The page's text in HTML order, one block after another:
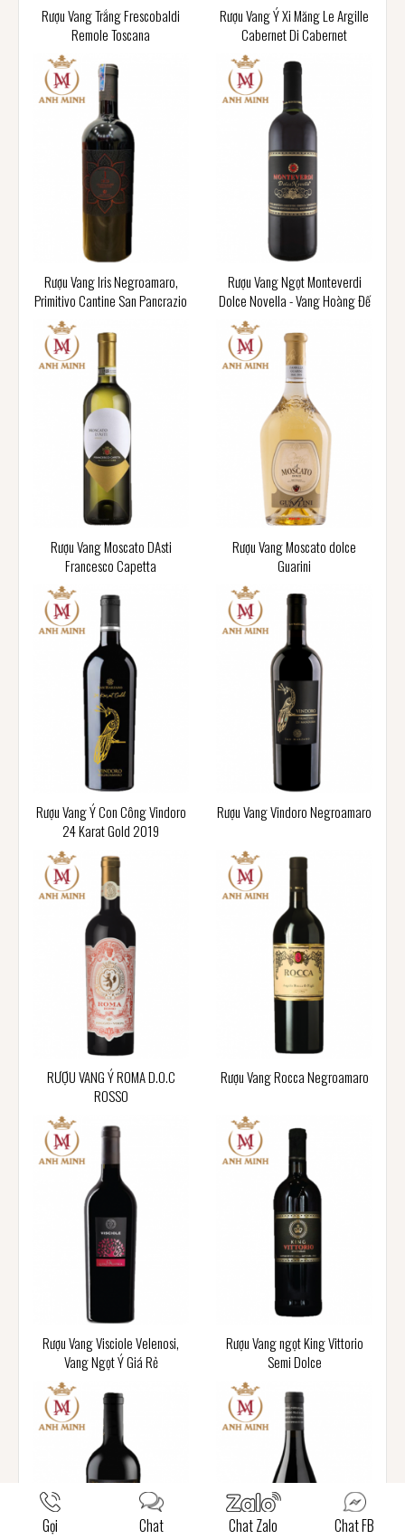
Rượu Vang Trắng Frescobaldi
Remole Toscana
Rượu Vang Ý Xi Măng Le Argille
Cabernet Di Cabernet
Rượu Vang Iris Negroamaro,
Primitivo Cantine San Pancrazio
Rượu Vang Ngọt Monteverdi
Dolce Novella - Vang Hoàng Đế
Rượu Vang Moscato DAsti
Francesco Capetta
Rượu Vang Moscato dolce
Guarini
Rượu Vang Ý Con Công Vindoro
24 Karat Gold 2019
Rượu Vang Vindoro Negroamaro
RƯỢU VANG Ý ROMA D.O.C
ROSSO
Rượu Vang Rocca Negroamaro
Rượu Vang Visciole Velenosi,
Vang Ngọt Ý Giá Rẻ
Rượu Vang ngọt King Vittorio
Semi Dolce
Gọi Chat Chat Zalo Chat FB